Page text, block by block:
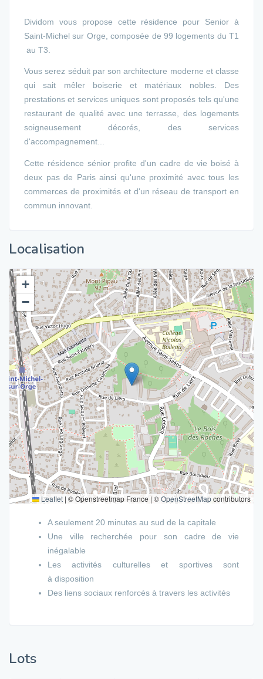
Dividom vous propose cette résidence pour Senior à
Saint-Michel sur Orge, composée de 99 logements du T1
au T3.
Vous serez séduit par son architecture moderne et classe
qui sait mêler boiserie et matériaux nobles. Des
prestations et services uniques sont proposés tels qu'une
restaurant de qualité avec une terrasse, des logements
soigneusement décorés, des services
d'accompagnement...
Cette résidence sénior profite d'un cadre de vie boisé à
deux pas de Paris ainsi qu'une proximité avec tous les
commerces de proximités et d'un réseau de transport en
commun innovant.
Localisation
+
−
Leaflet | © Openstreetmap France | ©OpenStreetMapcontributors
A seulement 20 minutes au sud de la capitale
Une ville recherchée pour son cadre de vie
inégalable
Les activités culturelles et sportives sont
à disposition
Des liens sociaux renforcés à travers les activités
Lots